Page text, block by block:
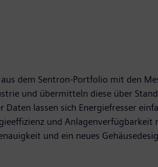
dem Sentron-Portfolio mit den
und übermitteln diese über
lassen sich Energiefresser
und
und ein neues